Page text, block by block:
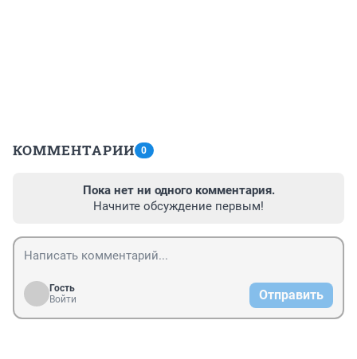
КОММЕНТАРИИ 0
Пока нет ни одного комментария.
Начните обсуждение первым!
Гость
Войти
Отправить